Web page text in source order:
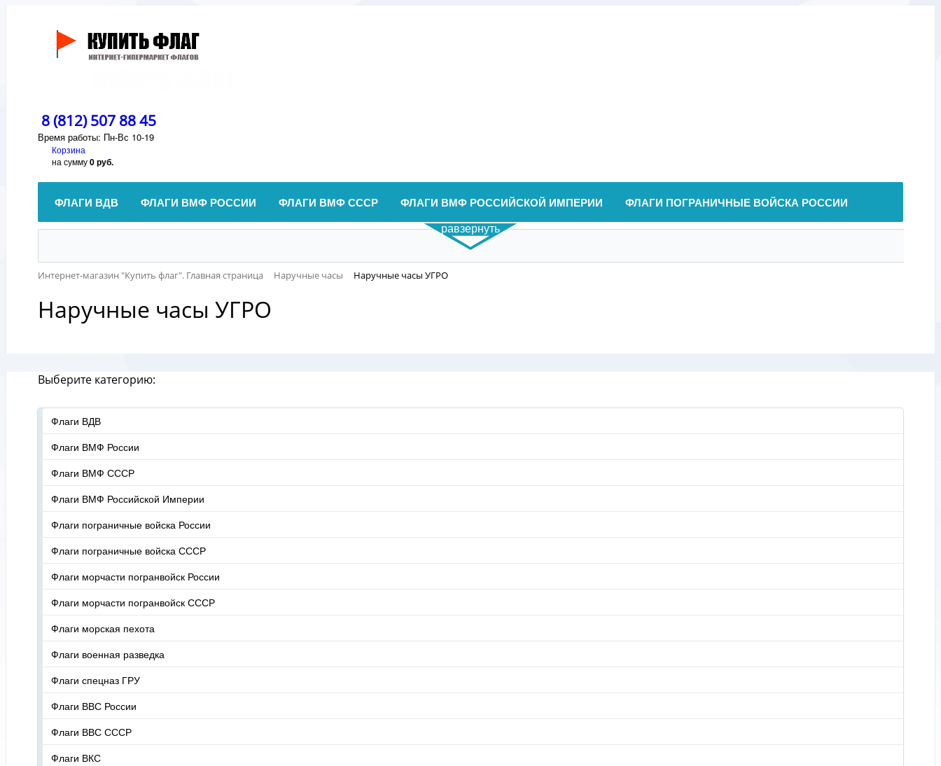
8 (812) 507 88 45
Время работы: Пн-Вс 10-19
Корзина
на сумму0 руб.
ФЛАГИ ВДВ ФЛАГИ ВМФ РОССИИ ФЛАГИ ВМФ СССР ФЛАГИ ВМФ РОССИЙСКОЙ ИМПЕРИИ ФЛАГИ ПОГРАНИЧНЫЕ ВОЙСКА РОССИИ
равзернуть
Интернет-магазин "Купить флаг". Главная страница Наручные часы Наручные часы УГРО
Наручные часы УГРО
Выберите категорию:
Флаги ВДВ
Флаги ВМФ России
Флаги ВМФ СССР
Флаги ВМФ Российской Империи
Флаги пограничные войска России
Флаги пограничные войска СССР
Флаги морчасти погранвойск России
Флаги морчасти погранвойск СССР
Флаги морская пехота
Флаги военная разведка
Флаги спецназ ГРУ
Флаги ВВС России
Флаги ВВС СССР
Флаги ВКС